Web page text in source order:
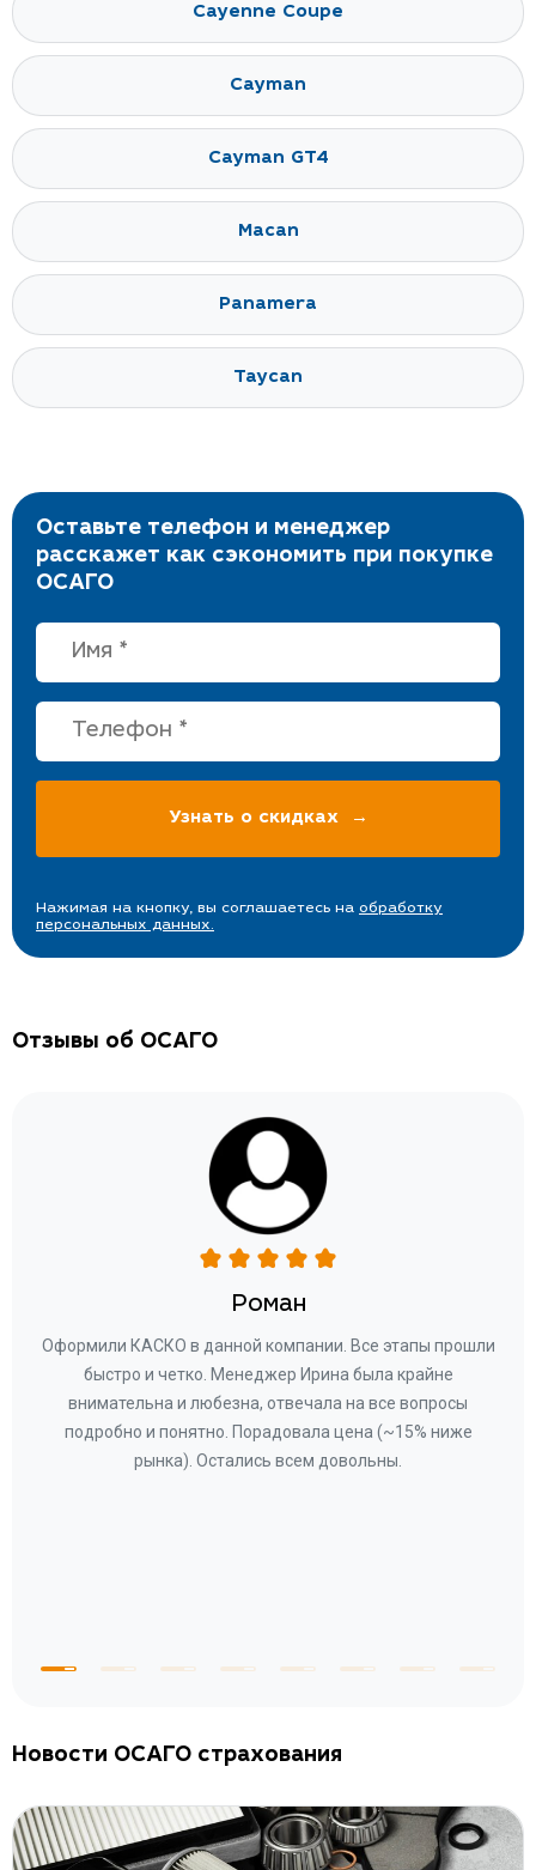
Cayenne Coupe
Cayman
Cayman GT4
Macan
Panamera
Taycan
Оставьте телефон и менеджер
расскажет как сэкономить при покупке
ОСАГО
Нажимая на кнопку, вы соглашаетесь на обработку
персональных данных.
Отзывы об ОСАГО
Роман
Оформили КАСКО в данной компании. Все этапы прошли
быстро и четко. Менеджер Ирина была крайне
внимательна и любезна, отвечала на все вопросы
подробно и понятно. Порадовала цена (~15% ниже
рынка). Остались всем довольны.
Новости ОСАГО страхования